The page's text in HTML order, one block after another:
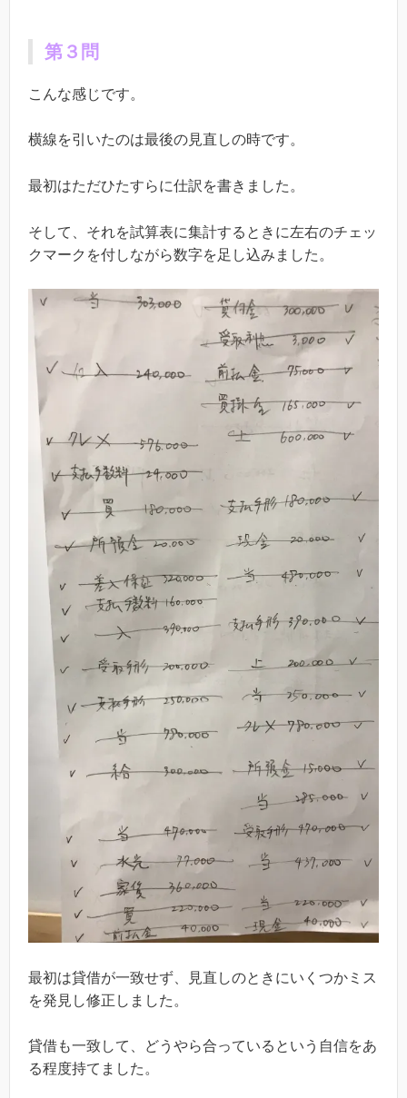
第３問
こんな感じです。
横線を引いたのは最後の見直しの時です。
最初はただひたすらに仕訳を書きました。
そして、それを試算表に集計するときに左右のチェッ
クマークを付しながら数字を足し込みました。
最初は貸借が一致せず、見直しのときにいくつかミス
を発見し修正しました。
貸借も一致して、どうやら合っているという自信をあ
る程度持てました。